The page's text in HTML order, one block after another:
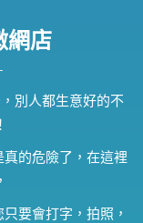
網店
別人都生意好的不
的危險了，在這裡
要會打字，拍照，